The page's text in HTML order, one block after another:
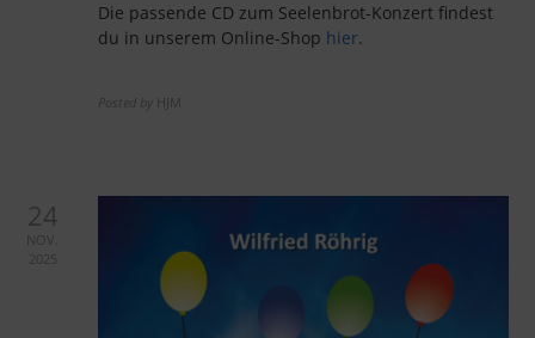
Die passende CD zum Seelenbrot-Konzert findest
du in unserem Online-Shop hier.
Posted by HJM
24
NOV.
2025